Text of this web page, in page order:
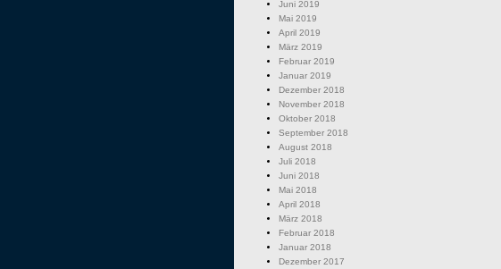
Juni 2019
Mai 2019
April 2019
März 2019
Februar 2019
Januar 2019
Dezember 2018
November 2018
Oktober 2018
September 2018
August 2018
Juli 2018
Juni 2018
Mai 2018
April 2018
März 2018
Februar 2018
Januar 2018
Dezember 2017